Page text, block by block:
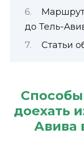
до Тель-
Статьи
Способы
доехать
Авива